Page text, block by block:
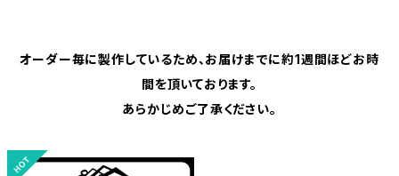
オーダー毎に製作しているため、お届けまでに約1週間ほどお時
間を頂いております。
あらかじめご了承ください。